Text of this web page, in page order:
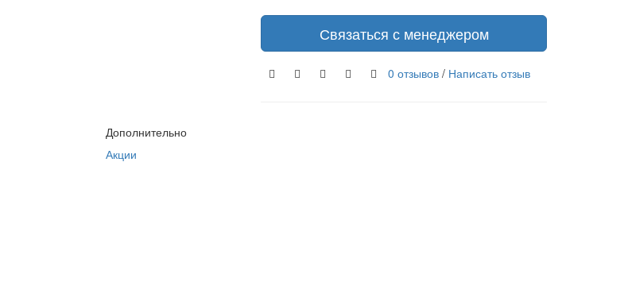
Связаться с менеджером
0 отзывов / Написать отзыв
Дополнительно
Акции